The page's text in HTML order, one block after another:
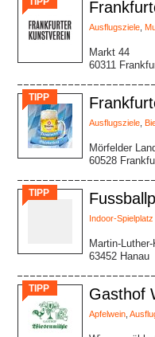
Ausflugsziele
Markt 44
60311
TIPP
Ausflugsziele
Mörfelder
60528
TIPP
Indoor-Spielplatz
Martin-
63452 Hanau
TIPP Gasthof
Apfelwein